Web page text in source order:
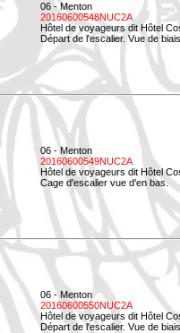
06 - Menton
20160600548NUC2A
Hôtel de voyageurs dit Hôtel
Départ de l'escalier. Vue de
06 - Menton
20160600549NUC2A
Hôtel de voyageurs dit Hôtel
Cage d'escalier vue d'en bas.
06 - Menton
20160600550NUC2A
Hôtel de voyageurs dit Hôtel
Départ de l'escalier. Vue de